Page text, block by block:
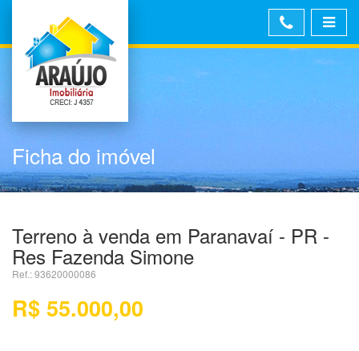
Ficha do imóvel
Terreno à venda em Paranavaí - PR -
Res Fazenda Simone
Ref.: 93620000086
R$ 55.000,00